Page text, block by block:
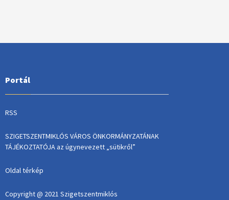
Portál
RSS
SZIGETSZENTMIKLÓS VÁROS ÖNKORMÁNYZATÁNAK
TÁJÉKOZTATÓJA az úgynevezett „sütikről”
Oldal térkép
Copyright @ 2021 Szigetszentmiklós